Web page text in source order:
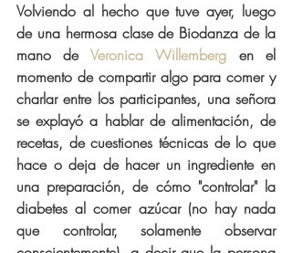
Volviendo al hecho que tuve ayer, luego
de una hermosa clase de Biodanza de la
mano de Veronica Willemberg en el
momento de compartir algo para comer y
charlar entre los participantes, una señora
se explayó a hablar de alimentación, de
recetas, de cuestiones técnicas de lo que
hace o deja de hacer un ingrediente en
una preparación, de cómo "controlar" la
diabetes al comer azúcar (no hay nada
que controlar, solamente observar